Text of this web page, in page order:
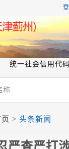
统一社会信用代码
> 头条新闻